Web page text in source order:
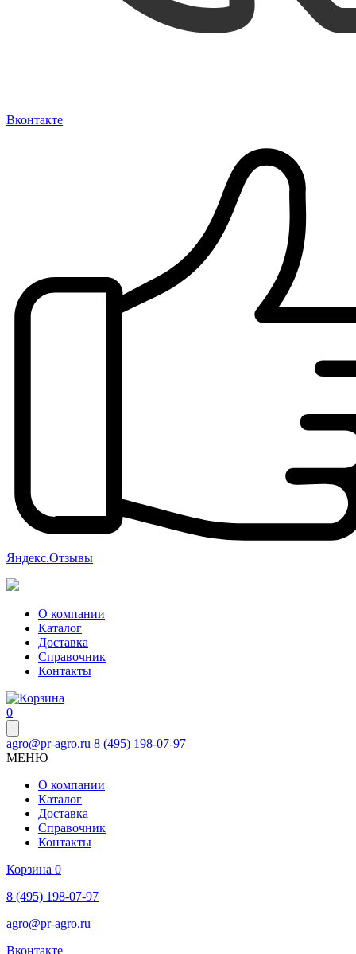
Вконтакте
Яндекс.Отзывы
О компании
Каталог
Доставка
Справочник
Контакты
0
agro@pr-agro.ru 8 (495) 198-07-97
МЕНЮ
О компании
Каталог
Доставка
Справочник
Контакты
Корзина 0
8 (495) 198-07-97
agro@pr-agro.ru
Вконтакте